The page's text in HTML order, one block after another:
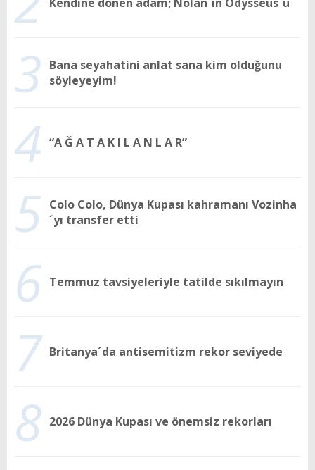
3 Bana seyahatini anlat sana kim olduğunu
söyleyeyim!
4 “A Ğ A T A K I L A N L A R”
5 Colo Colo, Dünya Kupası kahramanı Vozinha
´yı transfer etti
6 Temmuz tavsiyeleriyle tatilde sıkılmayın
7 Britanya´da antisemitizm rekor seviyede
8 2026 Dünya Kupası ve önemsiz rekorları